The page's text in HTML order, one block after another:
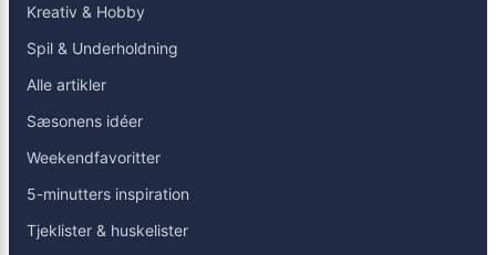
Kreativ & Hobby
Spil & Underholdning
Alle artikler
Sæsonens idéer
Weekendfavoritter
5-minutters inspiration
Tjeklister & huskelister